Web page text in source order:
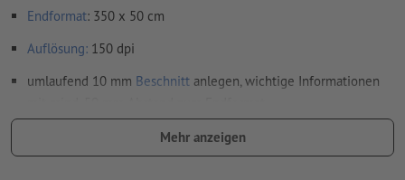
Endformat: 350 x 50 cm
Auflösung: 150 dpi
umlaufend 10 mm Beschnitt anlegen, wichtige Informationen
müssen vollständig eingebettet oder in Kurven
konvertiert werden
Mehr anzeigen